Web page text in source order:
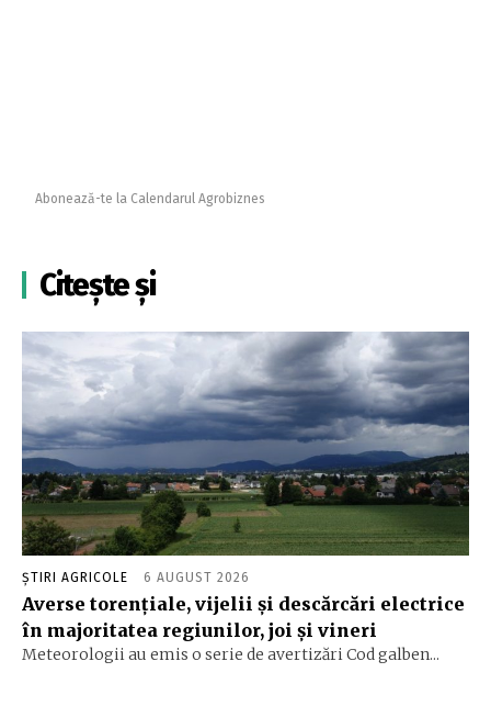
Abonează-te la Calendarul Agrobiznes
Citește și
ȘTIRI AGRICOLE 6 AUGUST 2026
Averse torențiale, vijelii și descărcări electrice
în majoritatea regiunilor, joi și vineri
Meteorologii au emis o serie de avertizări Cod galben...